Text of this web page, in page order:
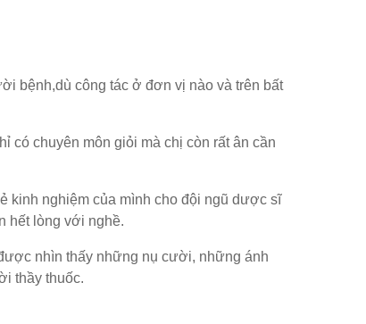
bệnh,dù công tác ở đơn vị nào và trên bất
có chuyên môn giỏi mà chị còn rất ân cần
kinh nghiệm của mình cho đội ngũ dược sĩ
hết lòng với nghề.
nhìn thấy những nụ cười, những ánh
thầy thuốc.